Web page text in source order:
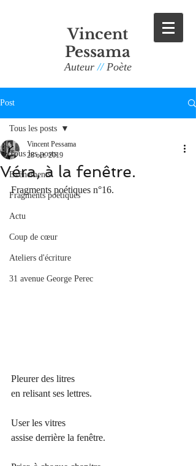
Vincent
Pessama
Auteur//Poète
Post
Tous les posts
Evènements
Fragments poétiques
Actu
Coup de cœur
Ateliers d'écriture
31 avenue George Perec
Tous les posts
Véra, à la fenêtre.
Vincent Pessama
28 oct. 2019
Fragments poétiques n°16.
Pleurer des litres
en relisant ses lettres.
User les vitres
assise derrière la fenêtre.